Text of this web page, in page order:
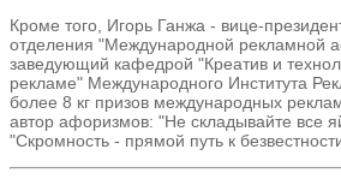
Кроме того, Игорь Ганжа - вице-
отделения "Международной рекламной
заведующий кафедрой "Креатив и
рекламе" Международного Института
более 8 кг призов международных
автор афоризмов: "Не складывайте все
"Скромность - прямой путь к